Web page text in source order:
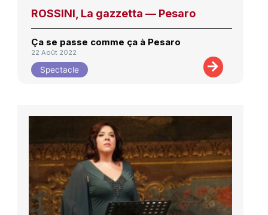
ROSSINI, La gazzetta — Pesaro
Ça se passe comme ça à Pesaro
22 Août 2022
Spectacle